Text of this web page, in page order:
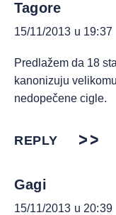
Tagore
15/11/2013 u 19:37
Predlažem da 18
kanonizuju
nedopečene cigle.
REPLY
Gagi
15/11/2013 u 20:39